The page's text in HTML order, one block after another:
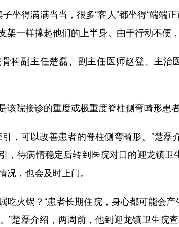
得满满当当，很多“客人”都坐得“端端
架一样撑起他们的上半身。由于行动不便
副主任楚磊、副主任医师赵登、主治
院接诊的重度或极重度脊柱侧弯畸形患者
可以改善患者的脊柱侧弯畸形。”楚磊
，待病情稳定后转到医院对口的迎龙镇
，也会及时上门。
火锅？“患者长期住院，身心都可能会
”楚磊介绍，两周前，他到迎龙镇卫生院